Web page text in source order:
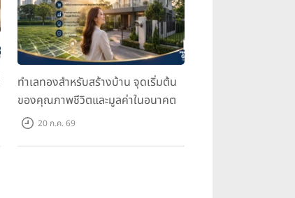
ทำเลทองสำหรับสร้างบ้าน จุดเริ่มต้น
ของคุณภาพชีวิตและมูลค่าในอนาคต
20 ก.ค. 69